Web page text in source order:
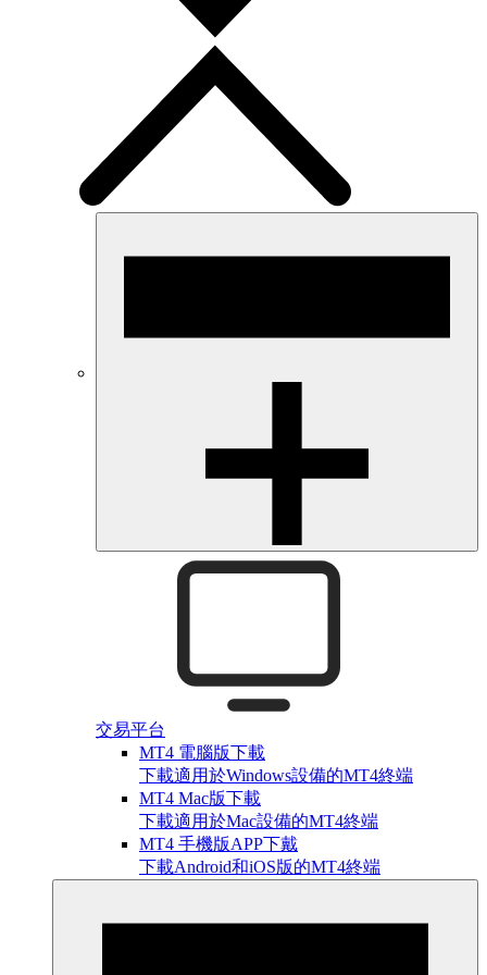
交易平台
MT4 電腦版下載
下載適用於Windows設備的MT4終端
MT4 Mac版下載
下載適用於Mac設備的MT4終端
MT4 手機版APP下戴
下載Android和iOS版的MT4終端